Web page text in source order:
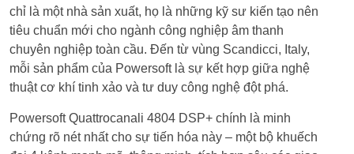
chỉ là một nhà sản xuất, họ là những kỹ sư kiến tạo nên
tiêu chuẩn mới cho ngành công nghiệp âm thanh
chuyên nghiệp toàn cầu. Đến từ vùng Scandicci, Italy,
mỗi sản phẩm của Powersoft là sự kết hợp giữa nghệ
thuật cơ khí tinh xảo và tư duy công nghệ đột phá.
Powersoft Quattrocanali 4804 DSP+ chính là minh
chứng rõ nét nhất cho sự tiến hóa này – một bộ khuếch